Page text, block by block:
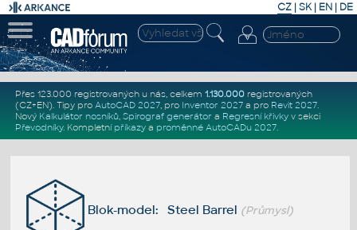
CZ | SK| EN | DE
Přes 123.000 registrovaných u nás, celkem 1.130.000registrovaných
(CZ+EN). Tipy pro AutoCAD 2027, pro Inventor 2027a pro Revit 2027.
Nový Kalkulátor nosníků, Spirograf generátor a Regresní křivkyv sekci
Převodníky. Kompletní příkazya proměnné AutoCADu 2027.
Blok-model: Steel Barrel (Průmysl)